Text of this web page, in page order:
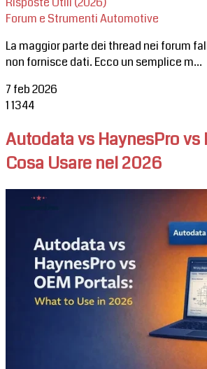
Forum e Strumenti Automotive
La maggior parte dei thread nei forum
non fornisce dati. Ecco un semplice m...
7 feb 2026
11344
Autodata vs HaynesPro vs
Cosa Usare nel 2026